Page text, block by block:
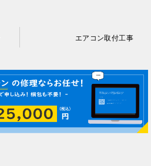
エアコン取付工事